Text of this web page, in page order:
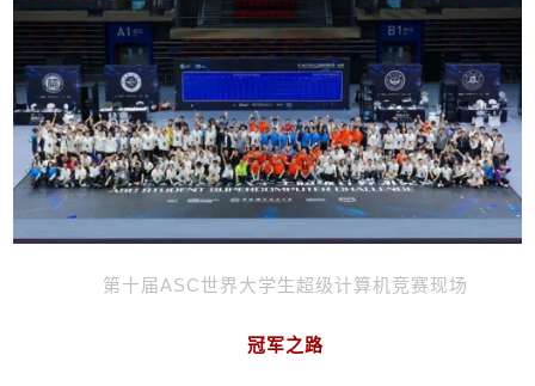
第十届ASC世界大学生超级计算机竞赛现场
冠军之路